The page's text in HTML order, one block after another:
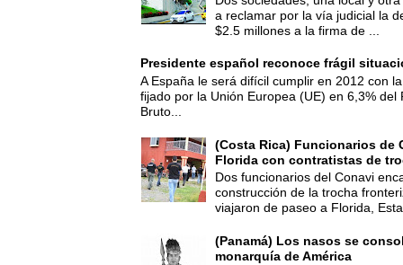
a reclamar por la vía judicial la
$2.5 millones a la firma de ...
Presidente español reconoce frágil
A España le será difícil cumplir en 2012 con
fijado por la Unión Europea (UE) en 6,3% del
Bruto...
(Costa Rica) Funcionarios de
Florida con contratistas de
Dos funcionarios del Conavi
construcción de la trocha
viajaron de paseo a Florida,
(Panamá) Los nasos se
monarquía de América